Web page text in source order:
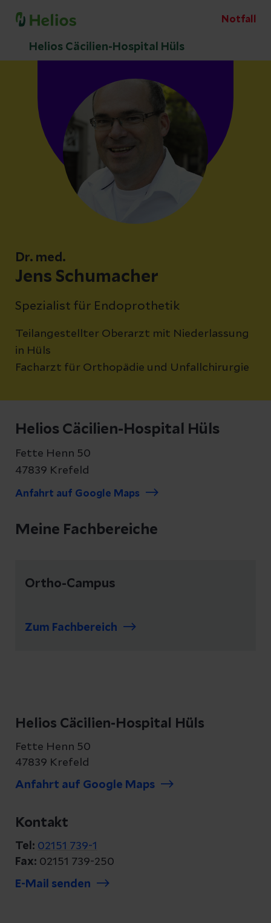
Notfall
Helios Cäcilien-Hospital Hüls
Dr. med.
Jens Schumacher
Spezialist für Endoprothetik
Teilangestellter Oberarzt mit Niederlassung
in Hüls
Facharzt für Orthopädie und Unfallchirurgie
Helios Cäcilien-Hospital Hüls
Fette Henn 50
47839 Krefeld
Anfahrt auf Google Maps
Meine Fachbereiche
Ortho-Campus
Zum Fachbereich
Helios Cäcilien-Hospital Hüls
Fette Henn 50
47839 Krefeld
Anfahrt auf Google Maps
Kontakt
Tel: 02151 739-1
Fax: 02151 739-250
E-Mail senden